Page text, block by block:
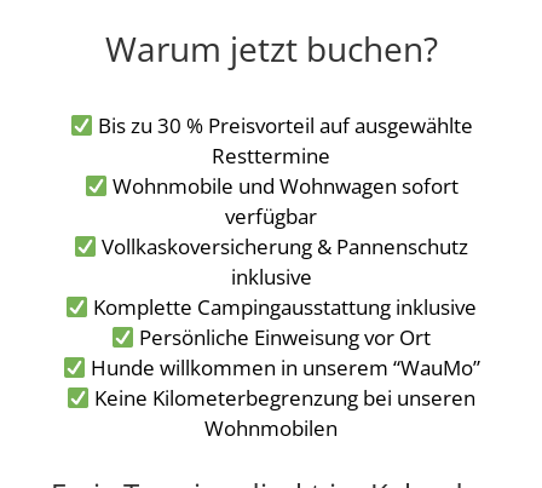
Warum jetzt buchen?
Bis zu 30 % Preisvorteil auf ausgewählte
Resttermine
Wohnmobile und Wohnwagen sofort
verfügbar
Vollkaskoversicherung & Pannenschutz
inklusive
Komplette Campingausstattung inklusive
Persönliche Einweisung vor Ort
Hunde willkommen in unserem “WauMo”
Keine Kilometerbegrenzung bei unseren
Wohnmobilen